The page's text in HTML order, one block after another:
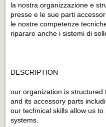
la nostra organizzazione e
presse e le sue parti
le nostre competenze
riparare anche i sistemi di
DESCRIPTION
our organization is
and its accessory parts
our technical skills allow us
systems.